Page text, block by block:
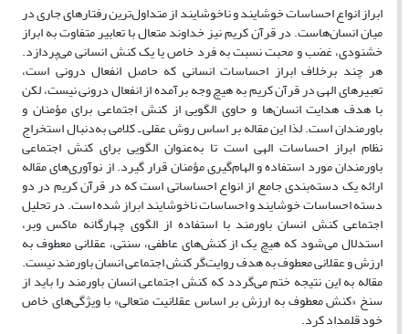
ابراز انواع احساسات خوشایند و ناخوشایند از متداول‌ترین رفتارهای جاری در
میان انسان‌هاست. در قرآن کریم نیز خداوند متعال با تعابیر متفاوت به ابراز
خشنودی، غضب و محبت نسبت به فرد خاص یا یک کنش انسانی می‌پردازد.
هر چند برخلاف ابراز احساسات انسانی که حاصل انفعال درونی است،
تعبیرهای الهی در قرآن کریم به هیچ وجه برآمده از انفعال درونی نیست، لکن
با هدف هدایت انسان‌ها و حاوی الگویی از کنش اجتماعی برای مؤمنان و
باورمندان است. لذا این مقاله بر اساس روش عقلی ـ کلامی به‌دنبال استخراج
نظام ابراز احساسات الهی است تا به‌عنوان الگویی برای کنش اجتماعی
باورمندان مورد استفاده و الهام‌گیری مؤمنان قرار گیرد. از نوآوری‌های مقاله
ارائه یک دسته‌بندی جامع از انواع احساساتی است که در قرآن کریم در دو
دسته احساسات خوشایند و احساسات ناخوشایند ابراز شده است. در تحلیل
اجتماعی کنش انسان باورمند با استفاده از الگوی چهارگانه ماکس وبر،
استدلال می‌شود که هیچ یک از کنش‌های عاطفی، سنتی، عقلانی معطوف به
ارزش و عقلانی معطوف به هدف روایت‌گر کنش اجتماعی انسان باورمند نیست.
مقاله به این نتیجه ختم می‌گردد که کنش اجتماعی انسان باورمند را باید از
سنخ «کنش معطوف به ارزش بر اساس عقلانیت متعالی» با ویژگی‌های خاص
خود قلمداد کرد.